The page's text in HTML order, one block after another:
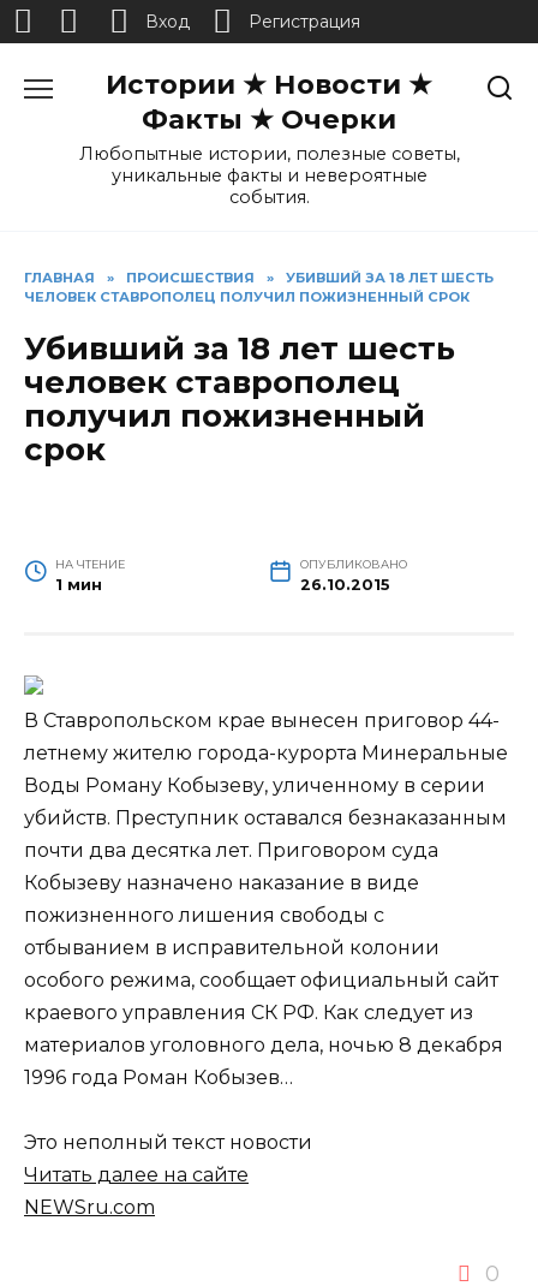
Истории ★ Новости ★
Факты ★ Очерки
Любопытные истории, полезные советы,
уникальные факты и невероятные
события.
ГЛАВНАЯ » ПРОИСШЕСТВИЯ »
УБИВШИЙ ЗА 18 ЛЕТ ШЕСТЬ
ЧЕЛОВЕК СТАВРОПОЛЕЦ ПОЛУЧИЛ ПОЖИЗНЕННЫЙ СРОК
Убивший за 18 лет шесть
человек ставрополец
получил пожизненный
срок
НА ЧТЕНИЕ
1 мин
ОПУБЛИКОВАНО
26.10.2015
В Ставропольском крае вынесен приговор 44-
летнему жителю города-курорта Минеральные
Воды Роману Кобызеву, уличенному в серии
убийств. Преступник оставался безнаказанным
почти два десятка лет. Приговором суда
Кобызеву назначено наказание в виде
пожизненного лишения свободы с
отбыванием в исправительной колонии
особого режима, сообщает официальный сайт
краевого управления СК РФ. Как следует из
материалов уголовного дела, ночью 8 декабря
1996 года Роман Кобызев…
Это неполный текст новости
Читать далее на сайте
NEWSru.com
0
Вход Регистрация